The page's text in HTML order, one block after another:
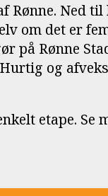
Rønne. Ned til
om det er
på Rønne
og
etape. Se